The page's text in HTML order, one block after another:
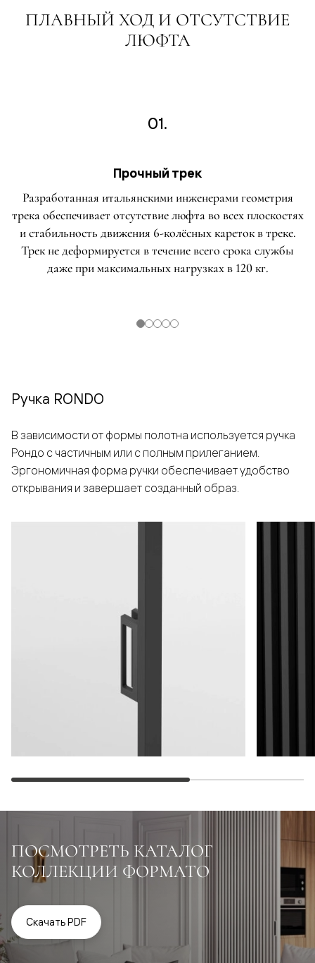
ПЛАВНЫЙ ХОД И ОТСУТСТВИЕ
ЛЮФТА
01.
Прочный трек
Разработанная итальянскими инженерами геометрия
трека обеспечивает отсутствие люфта во всех плоскостях
и стабильность движения 6-колёсных кареток в треке.
Трек не деформируется в течение всего срока службы
даже при максимальных нагрузках в 120 кг.
Ручка RONDO
В зависимости от формы полотна используется ручка
Рондо с частичным или с полным прилеганием.
Эргономичная форма ручки обеспечивает удобство
открывания и завершает созданный образ.
ПОСМОТРЕТЬ КАТАЛОГ
КОЛЛЕКЦИИ ФОРМАТО
Скачать PDF